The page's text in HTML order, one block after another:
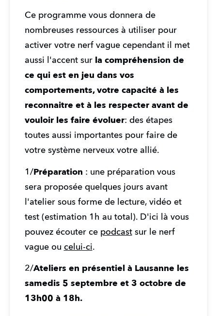
Ce programme vous donnera de
nombreuses ressources à utiliser pour
activer votre nerf vague cependant il met
aussi l'accent sur la compréhension de
ce qui est en jeu dans vos
comportements, votre capacité à les
reconnaitre et à les respecter avant de
vouloir les faire évoluer: des étapes
toutes aussi importantes pour faire de
votre système nerveux votre allié.
1/Préparation : une préparation vous
sera proposée quelques jours avant
l'atelier sous forme de lecture, vidéo et
test (estimation 1h au total). D'ici là vous
pouvez écouter ce podcast sur le nerf
vague ou celui-ci.
2/Ateliers en présentiel à Lausanne les
samedis 5 septembre et 3 octobre de
13h00 à 18h.